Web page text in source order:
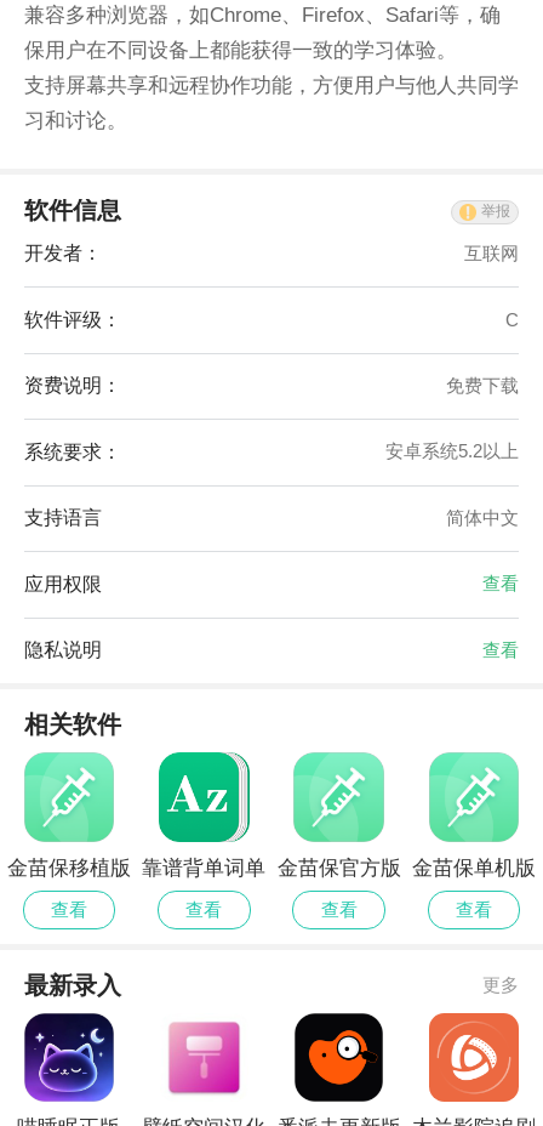
兼容多种浏览器，如Chrome、Firefox、Safari等，确
保用户在不同设备上都能获得一致的学习体验。
支持屏幕共享和远程协作功能，方便用户与他人共同学
习和讨论。
软件信息 举报
开发者： 互联网
软件评级： C
资费说明： 免费下载
系统要求： 安卓系统5.2以上
支持语言 简体中文
应用权限 查看
隐私说明 查看
相关软件
金苗保移植版
查看
靠谱背单词单
机版
查看
金苗保官方版
查看
金苗保单机版
查看
最新录入 更多